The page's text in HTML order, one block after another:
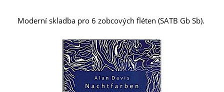
Moderní skladba pro 6 zobcových fléten (SATB Gb Sb).